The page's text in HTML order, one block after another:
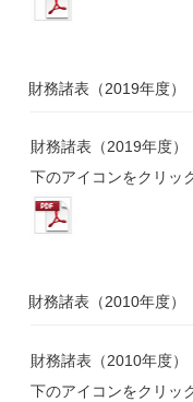
財務諸表（2019年度）
財務諸表（2019年度）
下のアイコンをクリッ
財務諸表（2010年度）
財務諸表（2010年度）
下のアイコンをクリッ